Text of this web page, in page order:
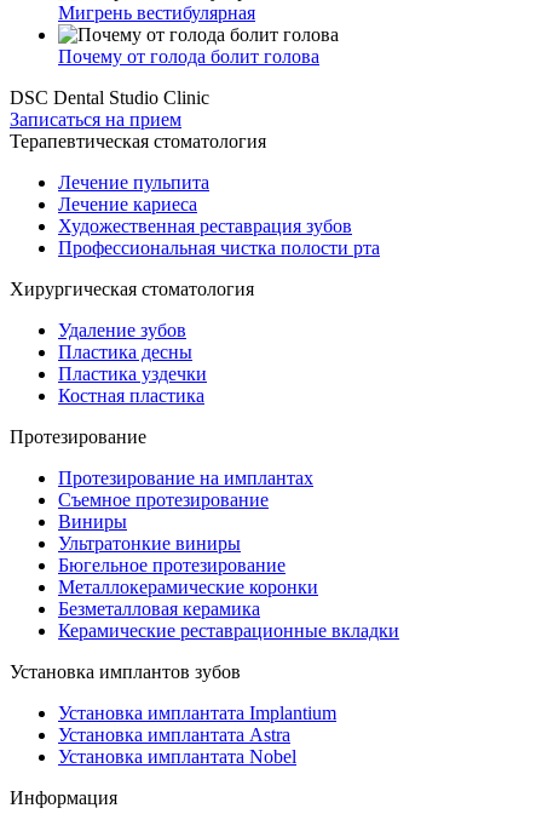
Мигрень вестибулярная
Почему от голода болит голова
DSC Dental Studio Clinic
Записаться на прием
Терапевтическая стоматология
Лечение пульпита
Лечение кариеса
Художественная реставрация зубов
Профессиональная чистка полости рта
Хирургическая стоматология
Удаление зубов
Пластика десны
Пластика уздечки
Костная пластика
Протезирование
Протезирование на имплантах
Съемное протезирование
Виниры
Ультратонкие виниры
Бюгельное протезирование
Металлокерамические коронки
Безметалловая керамика
Керамические реставрационные вкладки
Установка имплантов зубов
Установка имплантата Implantium
Установка имплантата Astra
Установка имплантата Nobel
Информация